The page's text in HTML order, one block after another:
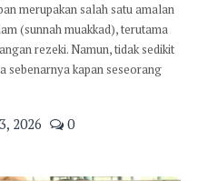
merupakan salah satu amalan
(sunnah muakkad), terutama
rezeki. Namun, tidak sedikit
sebenarnya kapan seseorang
2026 0